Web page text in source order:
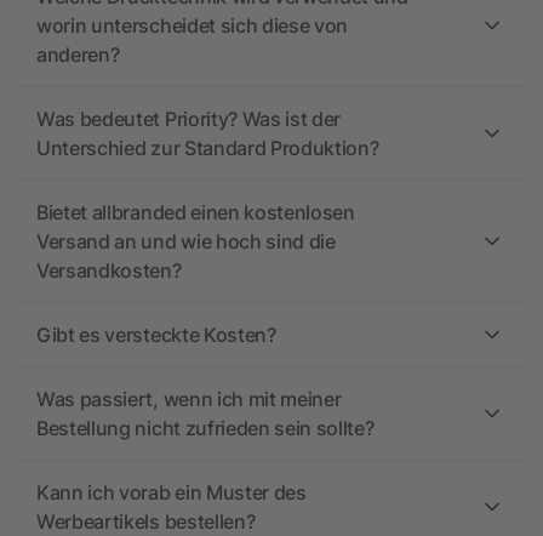
worin unterscheidet sich diese von
anderen?
Was bedeutet Priority? Was ist der
Unterschied zur Standard Produktion?
Bietet allbranded einen kostenlosen
Versand an und wie hoch sind die
Versandkosten?
Gibt es versteckte Kosten?
Was passiert, wenn ich mit meiner
Bestellung nicht zufrieden sein sollte?
Kann ich vorab ein Muster des
Werbeartikels bestellen?